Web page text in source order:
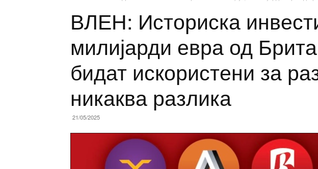
ВЛЕН: Историска
милијарди евра од
бидат искористени за
никаква разлика
21/05/2025